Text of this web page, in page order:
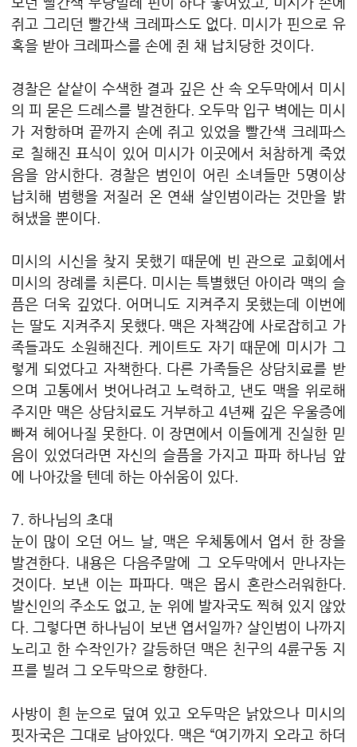
쥐고 그리던 빨간색 크레파스도 없다. 미시가 핀으로 유
혹을 받아 크레파스를 손에 쥔 채 납치당한 것이다.
경찰은 샅샅이 수색한 결과 깊은 산 속 오두막에서 미시
의 피 묻은 드레스를 발견한다. 오두막 입구 벽에는 미시
가 저항하며 끝까지 손에 쥐고 있었을 빨간색 크레파스
로 칠해진 표식이 있어 미시가 이곳에서 처참하게 죽었
음을 암시한다. 경찰은 범인이 어린 소녀들만 5명이상
납치해 범행을 저질러 온 연쇄 살인범이라는 것만을 밝
혀냈을 뿐이다.
미시의 시신을 찾지 못했기 때문에 빈 관으로 교회에서
미시의 장례를 치른다. 미시는 특별했던 아이라 맥의 슬
픔은 더욱 깊었다. 어머니도 지켜주지 못했는데 이번에
는 딸도 지켜주지 못했다. 맥은 자책감에 사로잡히고 가
족들과도 소원해진다. 케이트도 자기 때문에 미시가 그
렇게 되었다고 자책한다. 다른 가족들은 상담치료를 받
으며 고통에서 벗어나려고 노력하고, 낸도 맥을 위로해
주지만 맥은 상담치료도 거부하고 4년째 깊은 우울증에
빠져 헤어나질 못한다. 이 장면에서 이들에게 진실한 믿
음이 있었더라면 자신의 슬픔을 가지고 파파 하나님 앞
에 나아갔을 텐데 하는 아쉬움이 있다.
7. 하나님의 초대
눈이 많이 오던 어느 날, 맥은 우체통에서 엽서 한 장을
발견한다. 내용은 다음주말에 그 오두막에서 만나자는
것이다. 보낸 이는 파파다. 맥은 몹시 혼란스러워한다.
발신인의 주소도 없고, 눈 위에 발자국도 찍혀 있지 않았
다. 그렇다면 하나님이 보낸 엽서일까? 살인범이 나까지
노리고 한 수작인가? 갈등하던 맥은 친구의 4륜구동 지
프를 빌려 그 오두막으로 향한다.
사방이 흰 눈으로 덮여 있고 오두막은 낡았으나 미시의
핏자국은 그대로 남아있다. 맥은 “여기까지 오라고 하더